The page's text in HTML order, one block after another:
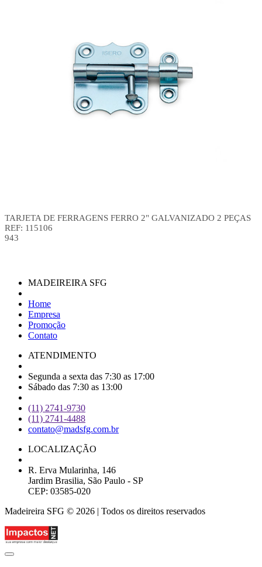
TARJETA DE FERRAGENS FERRO 2" GALVANIZADO 2 PEÇAS
REF: 115106
943
MADEIREIRA SFG
Home
Empresa
Promoção
Contato
ATENDIMENTO
Segunda a sexta das 7:30 as 17:00
Sábado das 7:30 as 13:00
(11) 2741-9730
(11) 2741-4488
contato@madsfg.com.br
LOCALIZAÇÃO
R. Erva Mularinha, 146
Jardim Brasilia, São Paulo - SP
CEP: 03585-020
Madeireira SFG © 2026 | Todos os direitos reservados